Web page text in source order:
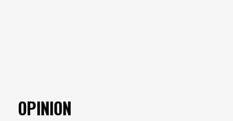
OPINION